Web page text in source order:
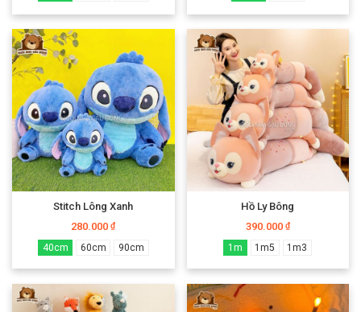
Stitch Lông Xanh
280.000₫
40cm 60cm 90cm
Hồ Ly Bông
390.000 ₫
1m 1m5 1m3